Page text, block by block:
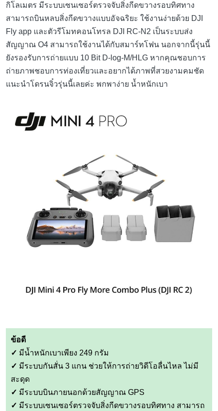
กิโลเมตร มีระบบเซนเซอร์ตรวจจับสิ่งกีดขวางรอบทิศทาง
สามารถบินหลบสิ่งกีดขวางแบบอัจฉริยะ ใช้งานง่ายด้วย DJI
Fly app และตัวรีโมทคอนโทรล DJI RC-N2 เป็นระบบส่ง
สัญญาณ O4 สามารถใช้งานได้กับสมาร์ทโฟน นอกจากนี้รุ่นนี้
ยังรองรับการถ่ายแบบ 10 Bit D-log-M/HLG หากคุณชอบการ
ถ่ายภาพชอบการท่องเที่ยวและอยากได้ภาพที่สวยงามคมชัด
แนะนำโดรนจิ๋วรุ่นนี้เลยค่ะ พกพาง่าย น้ำหนักเบา
ข้อดี
✓ มีน้ำหนักเบาเพียง 249 กรัม
✓ มีระบบกันสั่น 3 แกน ช่วยให้การถ่ายวิดีโอลื่นไหล ไม่มี
สะดุด
✓ มีระบบบินภายนอกด้วยสัญญาณ GPS
✓ มีระบบเซนเซอร์ตรวจจับสิ่งกีดขวางรอบทิศทาง สามารถ